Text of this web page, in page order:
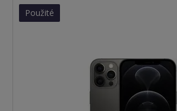
Použité